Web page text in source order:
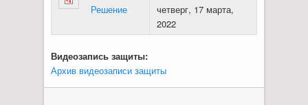
Решение
четверг, 17 марта,
2022
Видеозапись защиты:
Архив видеозаписи защиты